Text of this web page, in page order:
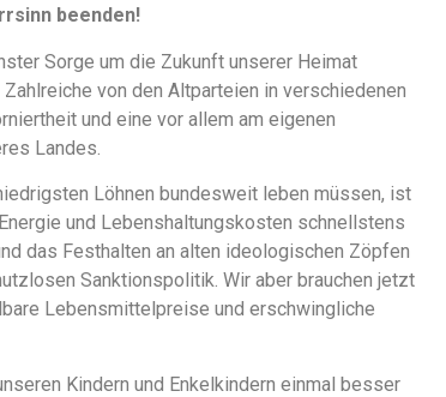
beenden!
Sorge um die Zukunft unserer Heimat
von den Altparteien in verschiedenen
und eine vor allem am eigenen
Landes.
Löhnen bundesweit leben müssen, ist
und Lebenshaltungskosten schnellstens
das Festhalten an alten ideologischen Zöpfen
Sanktionspolitik. Wir aber brauchen jetzt
Lebensmittelpreise und erschwingliche
Kindern und Enkelkindern einmal besser